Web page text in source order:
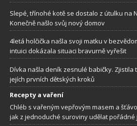
Slepé, třínohé kotě se dostalo z útulku na
Konečně našlo svůj nový domov
4letá holčička našla svoji matku v
intuici dokázala situaci bravurně vyřešit
Dívka našla deník zesnulé babičky. Zjistila
jejích prvních dětských kroků
Recepty a vaření
Chléb s vařeným vepřovým masem a
jak z jednoduché suroviny udělat pořádné